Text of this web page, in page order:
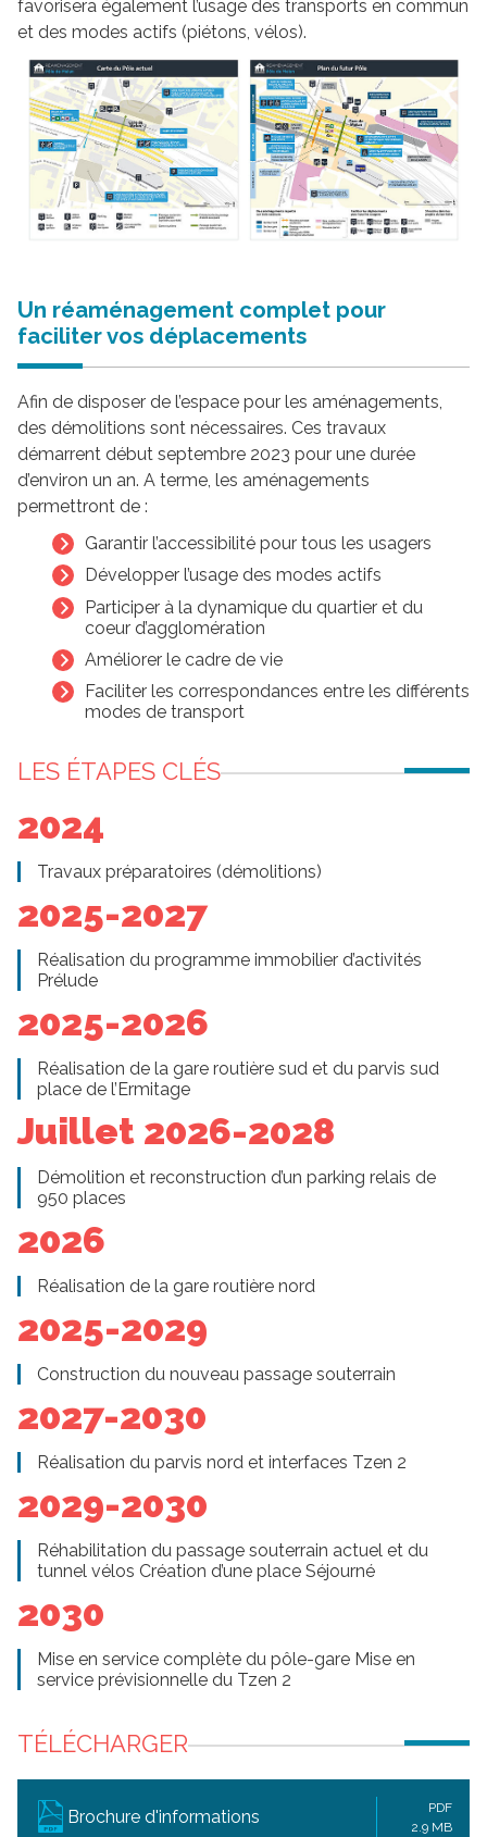
favorisera également l’usage des transports en commun
et des modes actifs (piétons, vélos).
Un réaménagement complet pour
faciliter vos déplacements
Afin de disposer de l’espace pour les aménagements,
des démolitions sont nécessaires. Ces travaux
démarrent début septembre 2023 pour une durée
d’environ un an. A terme, les aménagements
permettront de :
Garantir l’accessibilité pour tous les usagers
Développer l’usage des modes actifs
Participer à la dynamique du quartier et du
coeur d’agglomération
Améliorer le cadre de vie
Faciliter les correspondances entre les différents
modes de transport
LES ÉTAPES CLÉS
2024
Travaux préparatoires (démolitions)
2025-2027
Réalisation du programme immobilier d’activités
Prélude
2025-2026
Réalisation de la gare routière sud et du parvis sud
place de l’Ermitage
Juillet 2026-2028
Démolition et reconstruction d’un parking relais de
950 places
2026
Réalisation de la gare routière nord
2025-2029
Construction du nouveau passage souterrain
2027-2030
Réalisation du parvis nord et interfaces Tzen 2
2029-2030
Réhabilitation du passage souterrain actuel et du
tunnel vélos Création d’une place Séjourné
2030
Mise en service complète du pôle-gare Mise en
service prévisionnelle du Tzen 2
TÉLÉCHARGER
Brochure d'informations
PDF
2.9 MB